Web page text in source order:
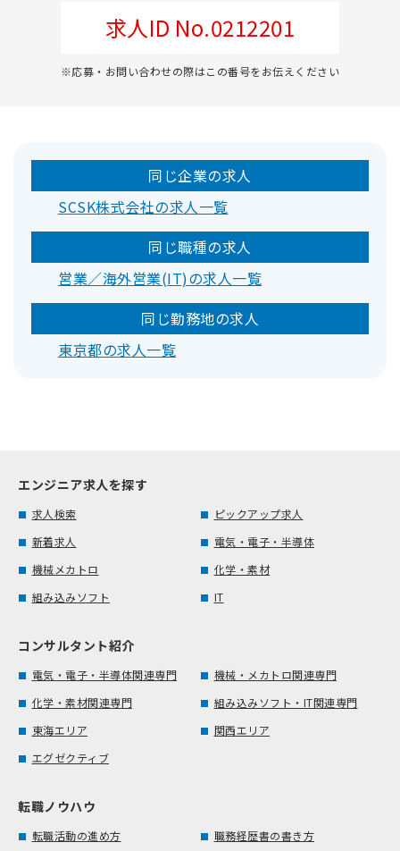
求人ID No.0212201
※応募・お問い合わせの際はこの番号をお伝えください
同じ企業の求人
SCSK株式会社の求人一覧
同じ職種の求人
営業／海外営業(IT)の求人一覧
同じ勤務地の求人
東京都の求人一覧
エンジニア求人を探す
求人検索
ピックアップ求人
新着求人
電気・電子・半導体
機械メカトロ
化学・素材
組み込みソフト
IT
コンサルタント紹介
電気・電子・半導体関連専門
機械・メカトロ関連専門
化学・素材関連専門
組み込みソフト・IT関連専門
東海エリア
関西エリア
エグゼクティブ
転職ノウハウ
転職活動の進め方
職務経歴書の書き方